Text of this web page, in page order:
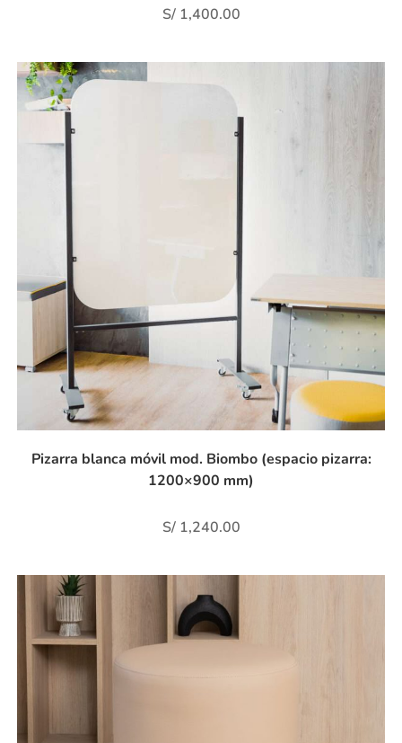
S/1,400.00
Pizarra blanca móvil mod. Biombo (espacio pizarra:
1200×900 mm)
S/1,240.00